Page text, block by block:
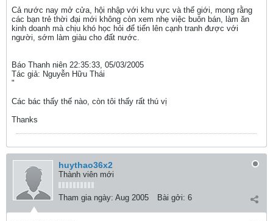
Cả nước nay mở cửa, hội nhập với khu vực và thế giới, mong rằng
các bạn trẻ thời đại mới không còn xem nhẹ việc buôn bán, làm ăn
kinh doanh mà chịu khó học hỏi để tiến lên cạnh tranh được với
người, sớm làm giàu cho đất nước.
Báo Thanh niên 22:35:33, 05/03/2005
Tác giả: Nguyễn Hữu Thái
"
Các bác thấy thế nào, còn tôi thấy rất thú vị
Thanks
huythao36x2
Thành viên mới
Tham gia ngày: Aug 2005 Bài gởi: 6